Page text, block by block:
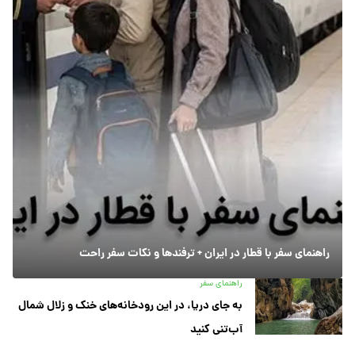
راهنمای سفر با قطار در ایران + ترفندها و نکات سفر راحت
راهنمای سفر
به جای دریا، در این رودخانه‌های خنک و زلال شمال
آب‌تنی کنید